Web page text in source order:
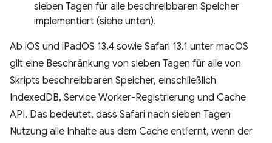
sieben Tagen für alle beschreibbaren Speicher
implementiert (siehe unten).
Ab iOS und iPadOS 13.4 sowie Safari 13.1 unter macOS
gilt eine Beschränkung von sieben Tagen für alle von
Skripts beschreibbaren Speicher, einschließlich
IndexedDB, Service Worker-Registrierung und Cache
API. Das bedeutet, dass Safari nach sieben Tagen
Nutzung alle Inhalte aus dem Cache entfernt, wenn der